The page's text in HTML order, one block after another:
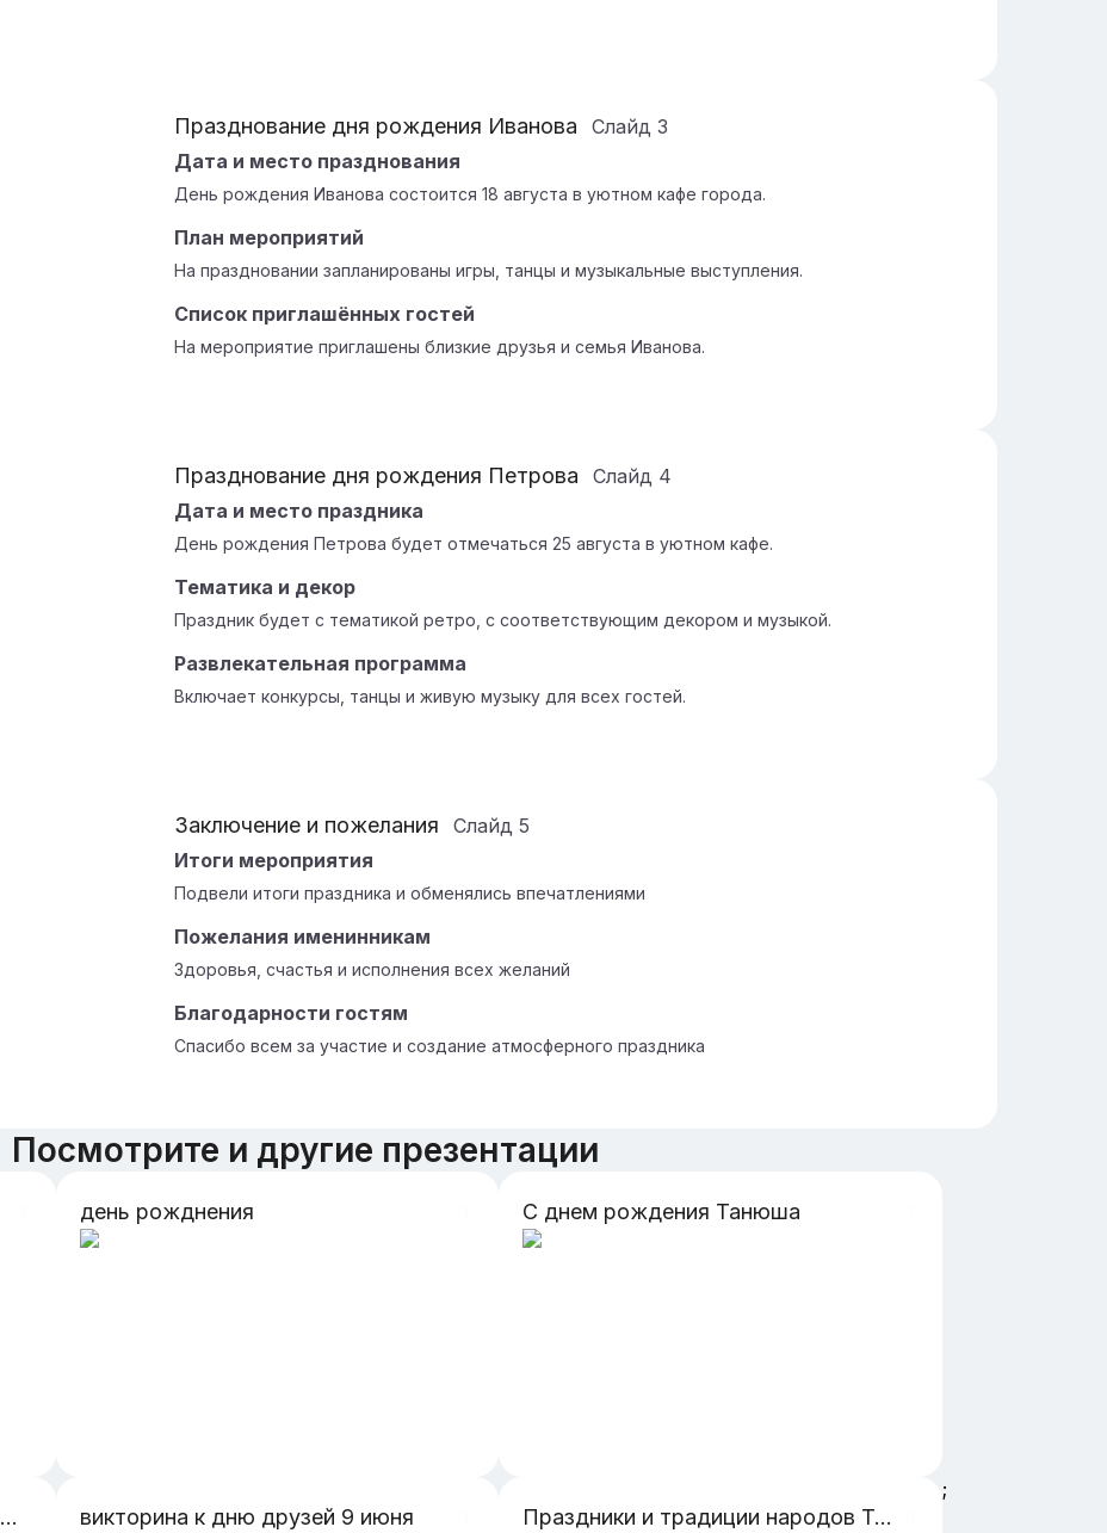
Празднование дня рождения Иванова Слайд 3
Дата и место празднования
День рождения Иванова состоится 18 августа в уютном кафе города.
План мероприятий
На праздновании запланированы игры, танцы и музыкальные выступления.
Список приглашённых гостей
На мероприятие приглашены близкие друзья и семья Иванова.
Празднование дня рождения Петрова Слайд 4
Дата и место праздника
День рождения Петрова будет отмечаться 25 августа в уютном кафе.
Тематика и декор
Праздник будет с тематикой ретро, с соответствующим декором и музыкой.
Развлекательная программа
Включает конкурсы, танцы и живую музыку для всех гостей.
Заключение и пожелания Слайд 5
Итоги мероприятия
Подвели итоги праздника и обменялись впечатлениями
Пожелания именинникам
Здоровья, счастья и исполнения всех желаний
Благодарности гостям
Спасибо всем за участие и создание атмосферного праздника
Посмотрите и другие презентации
день рожднения С днем рождения Танюша
Видео презентация поздравления бабушки с днем рождения со вставками из фильмов викторина к дню друзей 9 июня Праздники и традиции народов Турции
;